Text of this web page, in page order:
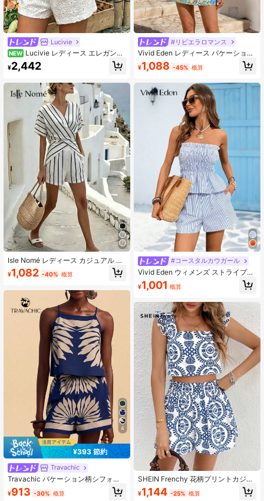
Lucivie
NEW Lucivie レディース エレガント
カジュアル ホワイト クロシェ編み 2
点セット 夏用 ビーチ・バケーション
プラム 長袖トップス＆ショーツ
¥2,442
Isle Nomé レディース カジュアル バ
ケーション ストライプ ラップトップ
&ショーツ 2点セット、夏
¥1,082 -40% 概算
4
¥393 節約
Travachic
Travachic バケーション柄シフォン
キャミソール&ハイウエストルーズシ
ョーツ 2点セット レディース
¥913 -30% 概算
#リビエラロマンス
Vivid Eden レディース バケーション
サンフェイス タイフロント ベスト &
ミニスカート 2点セット
¥1,088 -45% 概算
#コースタルカウガール
Vivid Eden ウィメンズ ストライプフ
リルバンドゥトップとショートパン
ツ コーデセット、バケーションアウ
¥1,001 概算
SHEIN Frenchy 花柄プリントカジュ
アル ホルターネック トップス&ショ
ーツ ワンピース 2点セット (レディー
¥1,144 -25% 概算